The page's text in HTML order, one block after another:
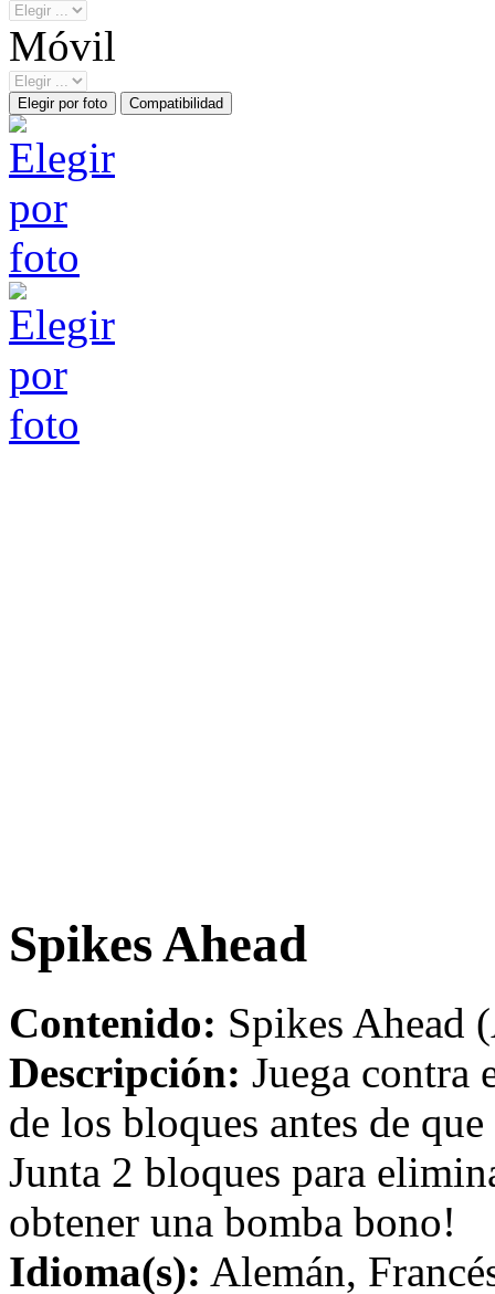
Móvil
Spikes Ahead
Contenido: Spikes Ahead
Descripción: Juega contra
de los bloques antes de
Junta 2 bloques para
obtener una bomba bono!
Idioma(s): Alemán,